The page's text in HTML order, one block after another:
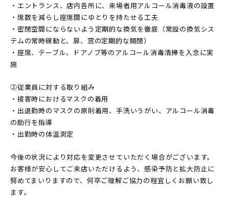
・エントランス、店内各所に、来場者用アルコール消毒液の設置
・席数を減らし座席間にゆとりを持たせる工夫
・密閉空間にならないよう定期的な換気を徹底（常設の換気シス
テムの常時稼動と、扉、窓の定期的な開閉）
・座席、テーブル、ドアノブ等のアルコール消毒清掃を入念に実
施
②従業員に対する取り組み
・接客時におけるマスクの着用
・出退勤時のマスクの原則着用、手洗いうがい、アルコール消毒
の励行を指導
・出勤時の体温測定
今後の状況により対応を変更させていただく場合がございます。
お客様が安心してご来店いただけるよう、感染予防と拡大防止に
努めてまいりますので、何卒ご理解ご協力の程宜しくお願い致し
ます。